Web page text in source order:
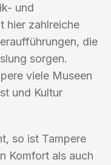
und
hier zahlreiche
die
sorgen.
viele Museen
und Kultur
so ist Tampere
Komfort als auch